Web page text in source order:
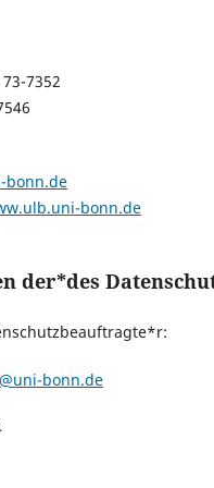
7352
bonn.de
bonn.de
der*des
bonn.de